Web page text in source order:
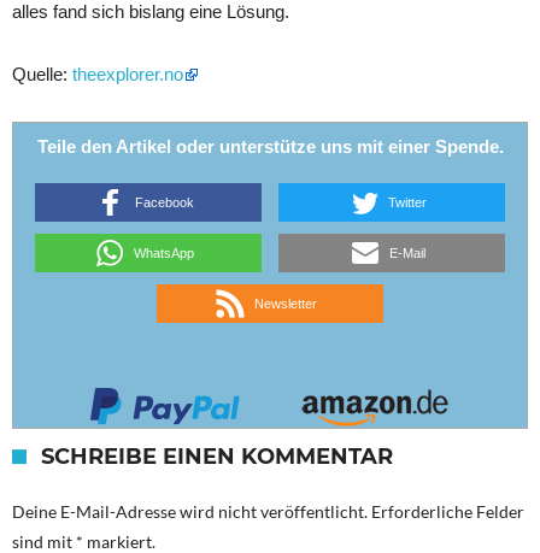
alles fand sich bislang eine Lösung.
Quelle: theexplorer.no
Teile den Artikel oder unterstütze uns mit einer Spende.
Facebook Twitter
WhatsApp E-Mail
Newsletter
SCHREIBE EINEN KOMMENTAR
Deine E-Mail-Adresse wird nicht veröffentlicht. Erforderliche Felder
sind mit * markiert.